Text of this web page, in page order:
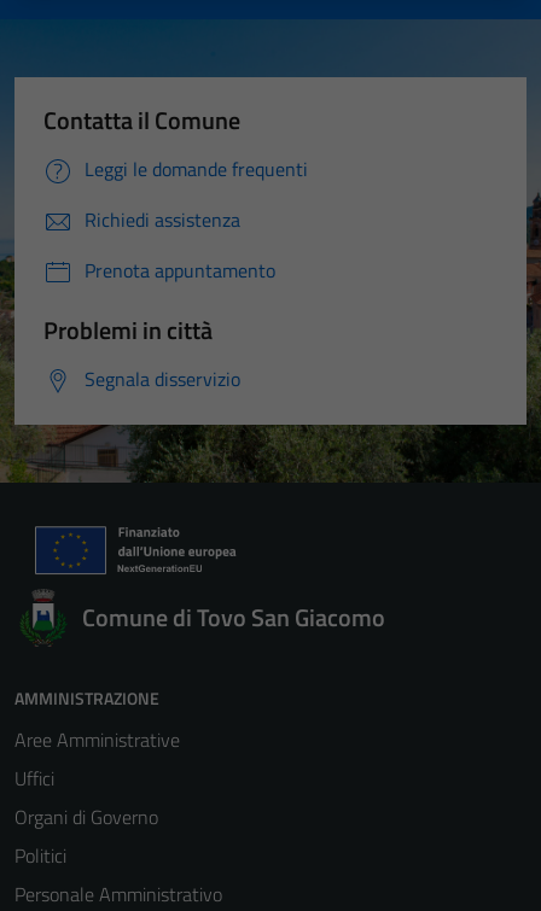
Contatta il Comune
Leggi le domande frequenti
Richiedi assistenza
Prenota appuntamento
Problemi in città
Segnala disservizio
Comune di Tovo San Giacomo
AMMINISTRAZIONE
Aree Amministrative
Uffici
Organi di Governo
Politici
Personale Amministrativo